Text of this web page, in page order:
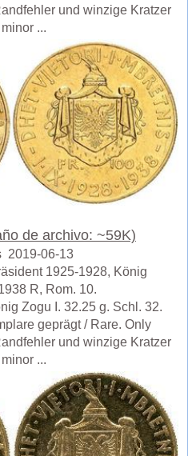
und winzige Kratzer
...
de archivo: ~59K)
2019-06-13
1925-1928, König
R, Rom. 10.
Zogu I. 32.25 g. Schl. 32.
geprägt / Rare. Only
und winzige Kratzer
...